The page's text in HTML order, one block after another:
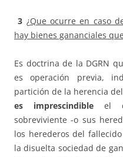
3 ¿Que ocurre en caso
hay bienes gananciales
Es doctrina de la DGRN
es operación previa,
partición de la herencia
es imprescindible el
sobreviviente -o sus
los herederos del
la disuelta sociedad de